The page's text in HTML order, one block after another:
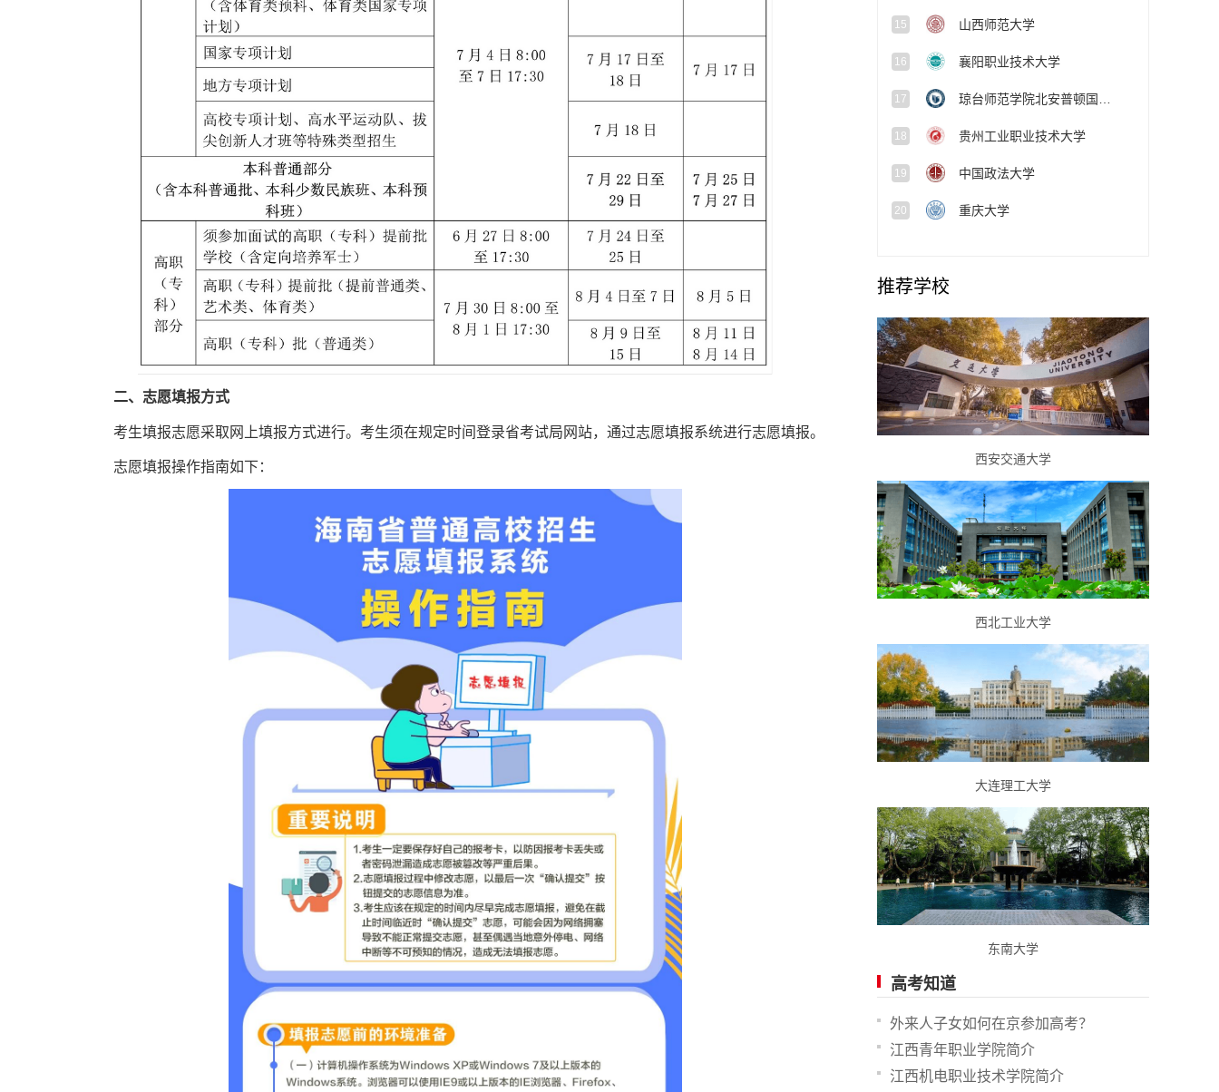
二、志愿填报方式
考生填报志愿采取网上填报方式进行。考生须在规定时间登录省考试局网站，通过志愿填报系统进行志愿填报。
志愿填报操作指南如下：
15 山西师范大学
16 襄阳职业技术大学
17
18 贵州工业职业技术大学
19 中国政法大学
20 重庆大学
推荐学校
西安交通大学
西北工业大学
大连理工大学
东南大学
高考知道
外来人子女如何在京参加高考？
江西青年职业学院简介
江西机电职业技术学院简介